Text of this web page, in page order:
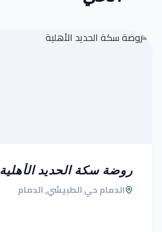
روضة سكة الحديد الأهلية
الدمام حي الطبيشي, الدمام